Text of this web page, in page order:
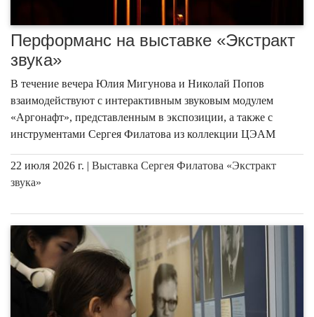
Перформанс на выставке «Экстракт
звука»
В течение вечера Юлия Мигунова и Николай Попов
взаимодействуют с интерактивным звуковым модулем
«Аргонафт», представленным в экспозиции, а также с
инструментами Сергея Филатова из коллекции ЦЭАМ
22 июля 2026 г. | Выставка Сергея Филатова «Экстракт
звука»